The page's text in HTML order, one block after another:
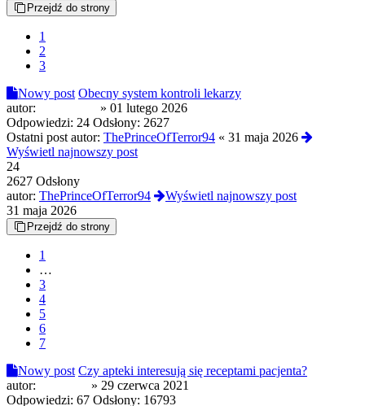
Przejdź do strony
1
2
3
Nowy post Obecny system kontroli lekarzy
autor:
» 01 lutego 2026
Odpowiedzi: 24 Odsłony: 2627
Ostatni post autor: ThePrinceOfTerror94 « 31 maja 2026
Wyświetl najnowszy post
24
2627 Odsłony
autor: ThePrinceOfTerror94
Wyświetl najnowszy post
31 maja 2026
Przejdź do strony
1
…
3
4
5
6
7
Nowy post Czy apteki interesują się receptami pacjenta?
autor:
» 29 czerwca 2021
Odpowiedzi: 67 Odsłony: 16793